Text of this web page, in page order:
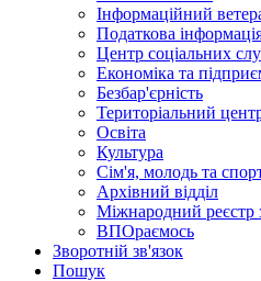
Інформаційний
Податкова
Центр соціальних
Економіка та
Безбар'єрність
Територіальний
Освіта
Культура
Сім'я, молодь та
Архівний відділ
Міжнародний реєстр
ВПОраємось
Зворотній зв'язок
Пошук